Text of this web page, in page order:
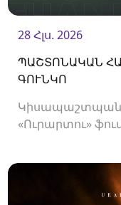
28 Հլս. 2026
ՊԱՇՏՈՆԱԿԱՆ
ԳՈՒՆԿՈ
Կիսապաշտպան
«Ուրարտու»